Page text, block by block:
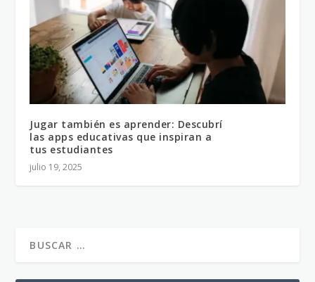
Jugar también es aprender: Descubrí
las apps educativas que inspiran a
tus estudiantes
julio 19, 2025